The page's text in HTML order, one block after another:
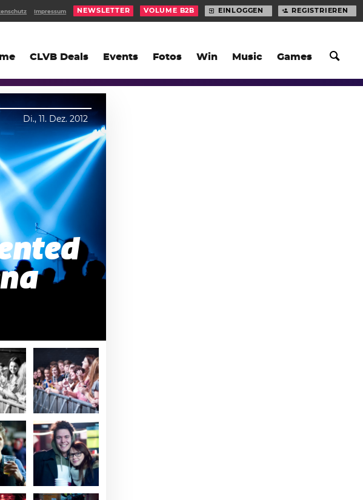
CLVB Deals Events Fotos Win Music Games
NEWSLETTER VOLUME B2B EINLOGGEN REGISTRIEREN
Impressum
Di., 11. Dez. 2012